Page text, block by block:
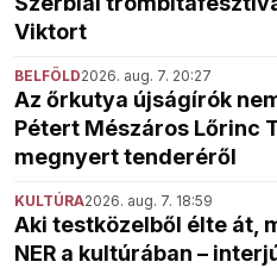
Viktort
BELFÖLD2026. aug. 7. 20:27
Az őrkutya újságírók
Pétert Mészáros Lőrinc
megnyert tenderéről
KULTÚRA2026. aug. 7. 18:59
Aki testközelből élte át,
NER a kultúrában –